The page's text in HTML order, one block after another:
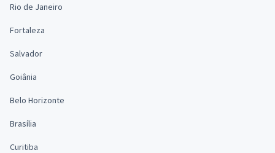
Rio de Janeiro
Fortaleza
Salvador
Goiânia
Belo Horizonte
Brasília
Curitiba